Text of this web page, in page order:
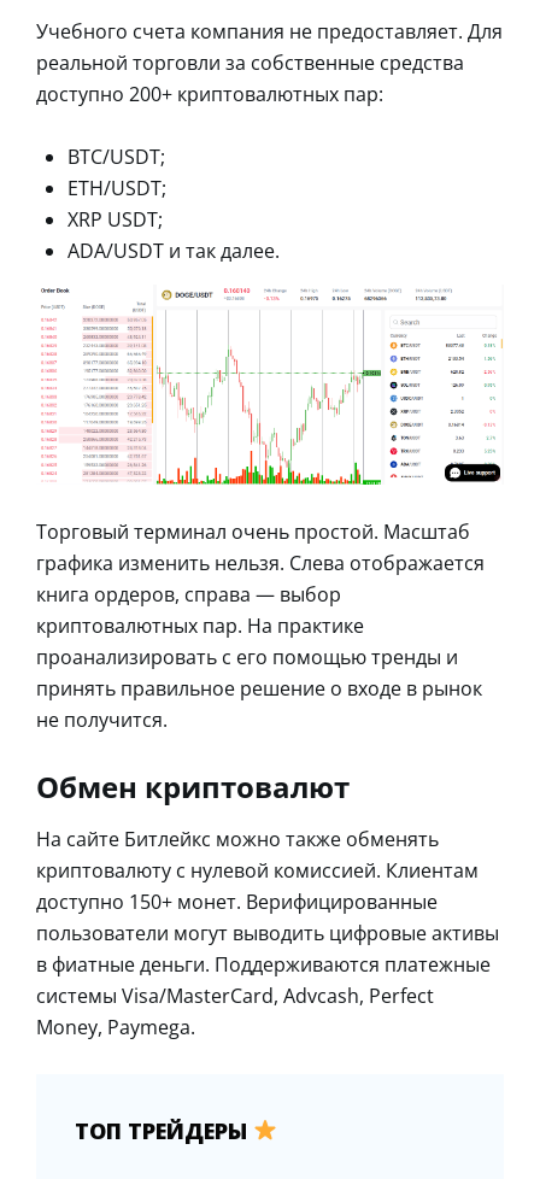
Учебного счета компания не предоставляет. Для
реальной торговли за собственные средства
доступно 200+ криптовалютных пар:
BTC/USDT;
ETH/USDT;
XRP USDT;
ADA/USDT и так далее.
Торговый терминал очень простой. Масштаб
графика изменить нельзя. Слева отображается
книга ордеров, справа — выбор
криптовалютных пар. На практике
проанализировать с его помощью тренды и
принять правильное решение о входе в рынок
не получится.
Обмен криптовалют
На сайте Битлейкс можно также обменять
криптовалюту с нулевой комиссией. Клиентам
доступно 150+ монет. Верифицированные
пользователи могут выводить цифровые активы
в фиатные деньги. Поддерживаются платежные
системы Visa/MasterCard, Advcash, Perfect
Money, Paymega.
ТОП ТРЕЙДЕРЫ